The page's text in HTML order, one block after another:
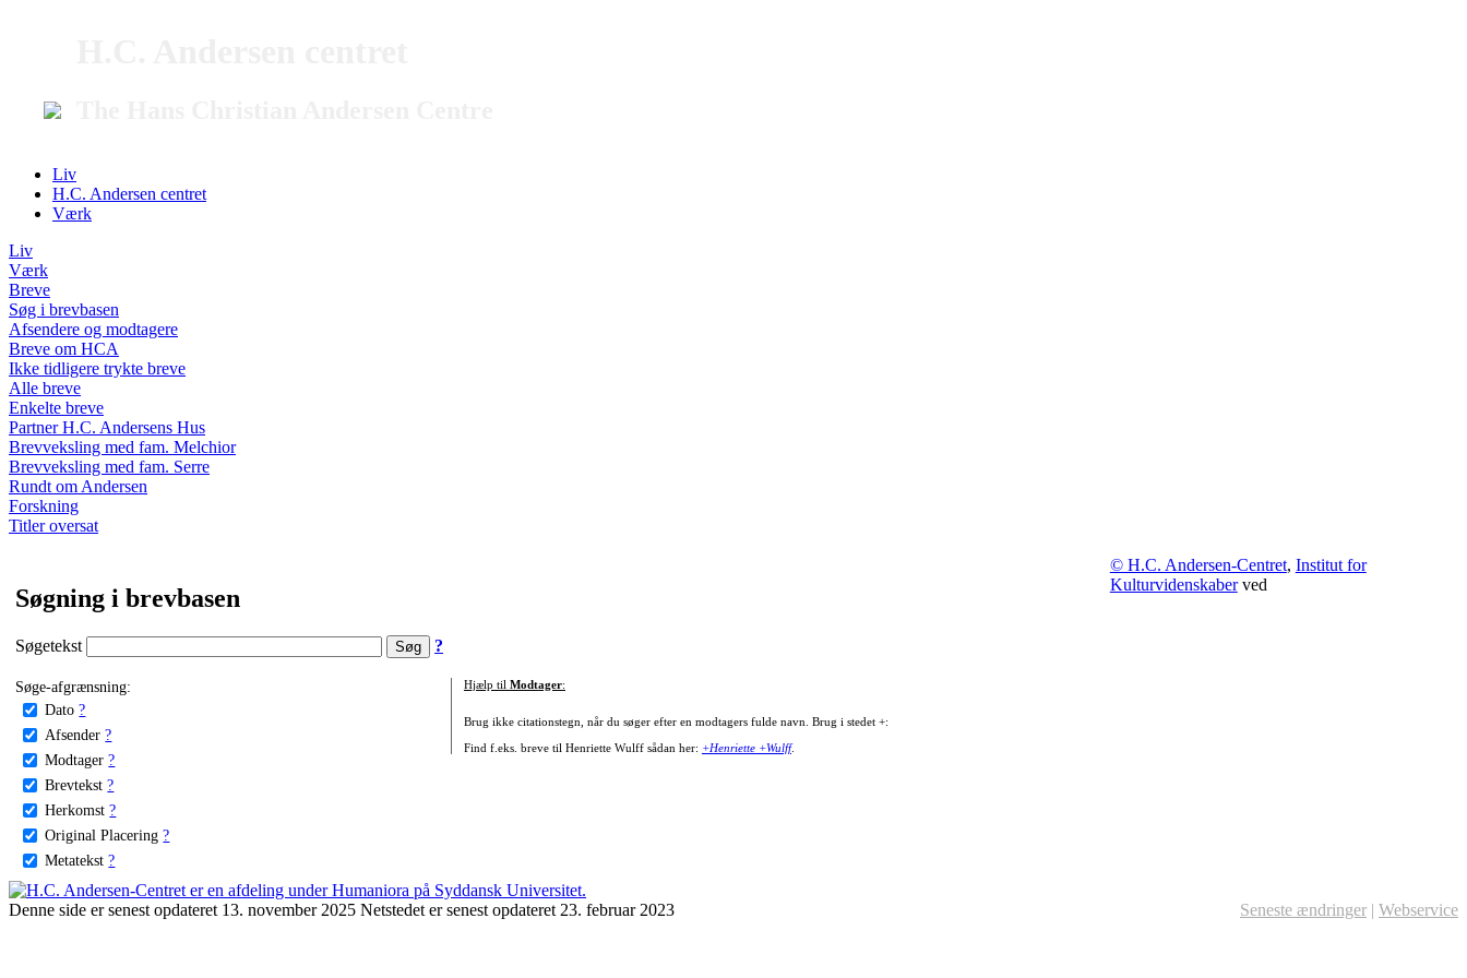
Liv
H.C. Andersen centret
Værk
Liv
Værk
Breve
Søg i brevbasen
Afsendere og modtagere
Breve om HCA
Ikke tidligere trykte breve
Alle breve
Enkelte breve
Partner H.C. Andersens Hus
Brevveksling med fam. Melchior
Brevveksling med fam. Serre
Rundt om Andersen
Forskning
Titler oversat
Søgning i brevbasen
Søgetekst ?
Søge-afgrænsning:
Dato ?
Afsender ?
Modtager ?
Brevtekst ?
Herkomst ?
Original Placering ?
Metatekst ?
Hjælp til Modtager:
Brug ikke citationstegn, når du søger efter en modtagers fulde navn. Brug i stedet +:
Find f.eks. breve til Henriette Wulff sådan her: +Henriette +Wulff.
© H.C. Andersen-Centret, Institut for
Kulturvidenskaberved
Denne side er senest opdateret 13. november 2025 Netstedet er senest opdateret 23. februar 2023 Seneste ændringer | Webservice